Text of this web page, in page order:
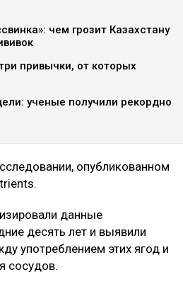
чем грозит Казахстану
привычки, от которых
ученые получили рекордно
опубликованном
данные
десять лет и выявили
употреблением этих ягод и
сосудов.